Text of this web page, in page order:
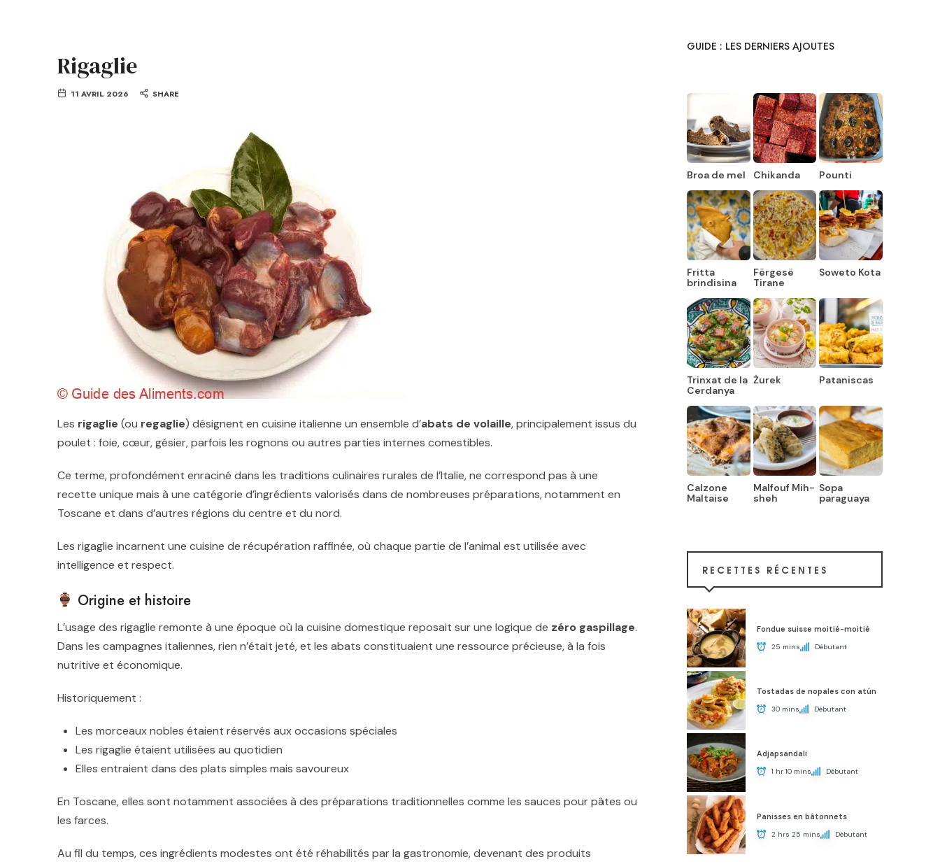
Rigaglie
11 AVRIL 2026 SHARE
Les rigaglie (ou regaglie) désignent en cuisine italienne un ensemble d’abats de volaille, principalement issus du
poulet : foie, cœur, gésier, parfois les rognons ou autres parties internes comestibles.
Ce terme, profondément enraciné dans les traditions culinaires rurales de l’Italie, ne correspond pas à une
recette unique mais à une catégorie d’ingrédients valorisés dans de nombreuses préparations, notamment en
Toscane et dans d’autres régions du centre et du nord.
Les rigaglie incarnent une cuisine de récupération raffinée, où chaque partie de l’animal est utilisée avec
intelligence et respect.
Origine et histoire
L’usage des rigaglie remonte à une époque où la cuisine domestique reposait sur une logique de zéro gaspillage.
Dans les campagnes italiennes, rien n’était jeté, et les abats constituaient une ressource précieuse, à la fois
nutritive et économique.
Historiquement :
Les morceaux nobles étaient réservés aux occasions spéciales
Les rigaglie étaient utilisées au quotidien
Elles entraient dans des plats simples mais savoureux
En Toscane, elles sont notamment associées à des préparations traditionnelles comme les sauces pour pâtes ou
les farces.
Au fil du temps, ces ingrédients modestes ont été réhabilités par la gastronomie, devenant des produits
GUIDE : LES DERNIERS AJOUTES
Broa de mel Chikanda Pounti
Fritta
brindisina
Fërgesë
Tirane
Soweto Kota
Trinxat de la
Cerdanya
Żurek Pataniscas
Calzone
Maltaise
Malfouf Mih-
sheh
Sopa
paraguaya
RECETTES RÉCENTES
Fondue suisse moitié-moitié
25 mins Débutant
Tostadas de nopales con atún
30 mins Débutant
Adjapsandali
1 hr 10 mins Débutant
Panisses en bâtonnets
2 hrs 25 mins Débutant